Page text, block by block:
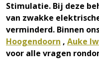
Stimulatie. Bij deze
van zwakke
verminderd. Binnen
Hoogendoorn , Auke
voor alle vragen